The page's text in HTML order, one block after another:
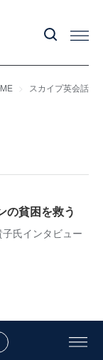
スカイプ英会話
の貧困を救う
子氏インタビュー